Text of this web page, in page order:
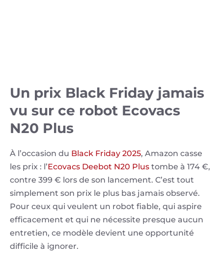
Un prix Black Friday jamais
vu sur ce robot Ecovacs
N20 Plus
À l’occasion du Black Friday 2025, Amazon casse
les prix : l’Ecovacs Deebot N20 Plus tombe à 174 €,
contre 399 € lors de son lancement. C’est tout
simplement son prix le plus bas jamais observé.
Pour ceux qui veulent un robot fiable, qui aspire
efficacement et qui ne nécessite presque aucun
entretien, ce modèle devient une opportunité
difficile à ignorer.